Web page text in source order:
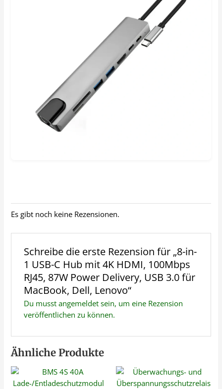
Es gibt noch keine Rezensionen.
Schreibe die erste Rezension für „8-in-
1 USB-C Hub mit 4K HDMI, 100Mbps
RJ45, 87W Power Delivery, USB 3.0 für
MacBook, Dell, Lenovo“
Du musst angemeldetsein, um eine Rezension
veröffentlichen zu können.
Ähnliche Produkte